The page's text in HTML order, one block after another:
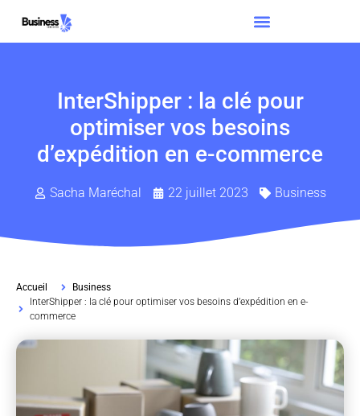
InterShipper : la clé pour
optimiser vos besoins
d’expédition en e-commerce
Sacha Maréchal 22 juillet 2023 Business
Accueil
Business
InterShipper : la clé pour optimiser vos besoins d’expédition en e-
commerce